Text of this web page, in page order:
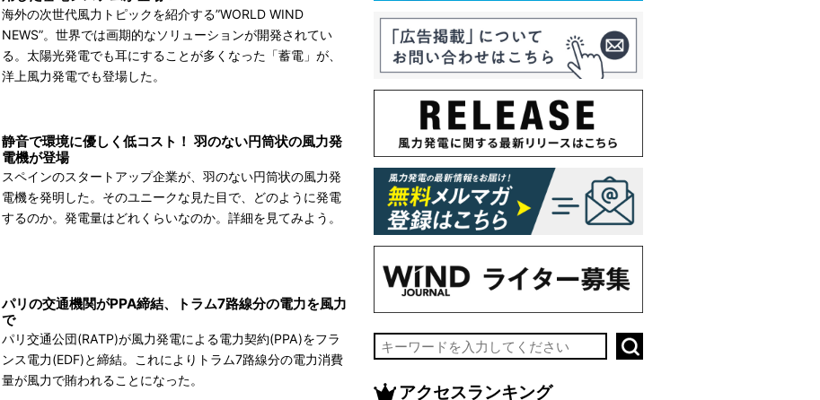
海外の次世代風力トピックを紹介する”WORLD WIND
NEWS”。世界では画期的なソリューションが開発されてい
る。太陽光発電でも耳にすることが多くなった「蓄電」が、
洋上風力発電でも登場した。
スペインのスタートアップ企業が、羽のない円筒状の風力発
電機を発明した。そのユニークな見た目で、どのように発電
するのか。発電量はどれくらいなのか。詳細を見てみよう。
静音で環境に優しく低コスト！ 羽のない円筒状の風力発
電機が登場
パリ交通公団(RATP)が風力発電による電力契約(PPA)をフラ
ンス電力(EDF)と締結。これによりトラム7路線分の電力消費
量が風力で賄われることになった。
パリの交通機関がPPA締結、トラム7路線分の電力を風力
で
アクセスランキング